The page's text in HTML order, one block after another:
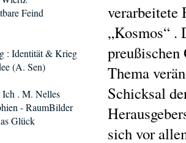
verarbeitete
„Kosmos“ .
preußischen
Thema
Schicksal
sich vor
Feind
: Identität & Krieg
(A. Sen)
. M. Nelles
- RaumBilder
Glück